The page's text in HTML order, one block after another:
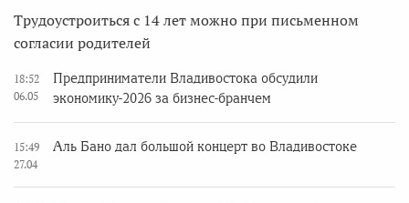
Трудоустроиться с 14 лет можно при письменном
согласии родителей
18:52
06.05
Предприниматели Владивостока обсудили
экономику-2026 за бизнес-бранчем
15:49
27.04
Аль Бано дал большой концерт во Владивостоке